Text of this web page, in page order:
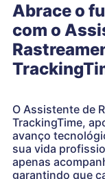
Abrace o
com o
O Assistente de
TrackingTime,
avanço
sua vida
apenas
garantindo que